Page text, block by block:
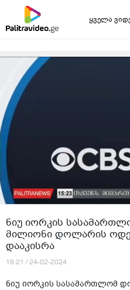
ყველა
ნიუ იორკის
მილიონი დოლარის
დააკისრა
16:21 / 24-02-2024
ნიუ იორკის სასამართლომ